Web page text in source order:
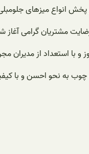
گرامی آغاز
و با استعداد از
به نحو احسن و با